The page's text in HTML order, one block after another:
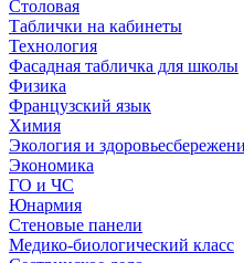
Столовая
Таблички на кабинеты
Технология
Фасадная табличка для школы
Физика
Французский язык
Химия
Экология и
Экономика
ГО и ЧС
Юнармия
Стеновые панели
Медико-биологический класс